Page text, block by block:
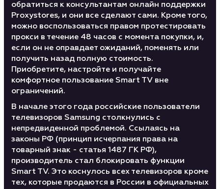
обратиться к консультантам онлайн поддержки
Proxystores, и они все сделают сами. Кроме того,
можно воспользоваться правом протестировать
прокси в течение 48 часов с момента покупки, и,
если он не оправдает ожиданий, поменять или
получить назад полную стоимость.
Приобретите, настройте и получайте
комфортное пользование Smart TV вне
ограничений.
В начале этого года российские пользователи
телевизоров Samsung столкнулись с
непредвиденной проблемой. Ссылаясь на
законы РФ (принцип исчерпания права на
товарный знак - статья 1487 ГК РФ),
производитель стал блокировать функции
Smart TV. Это коснулось всех телевизоров кроме
тех, которые продаются в России в официальных